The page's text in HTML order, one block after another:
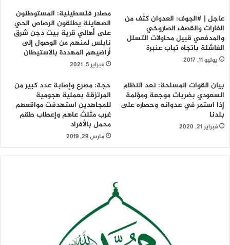
عاجل | #الجوف: العدوان كثف من
الغارات والقصف الصاروخي
والمدفعي قبيل محاولات التسلل
الفاشلة باتجاه تباب عنبرة
يوليو 11, 2017
مصادر فلسطينية: المستوطنون
الصهاينة يطلقون الرصاص الحي
على أهالي قرية بيت دجن شرق
نابلس لمنهم من الوصول إلى
أراضيهم المهددة بالاستيطان
فبراير 5, 2021
بيان القوات المسلحة: نعد النظام
السعودي بضربات موجعة ومؤلمة
إذا استمر في عدوانه وحصاره على
بلدنا
فبراير 21, 2020
حجة: مصرع وإصابة عدد كبير من
المرتزقة بعملية هجومية
للمجاهدين استهدفت مواقعهم
غرب مثلث عاهم وإعطاب طقم
محمل بالأفراد
مارس 29, 2019